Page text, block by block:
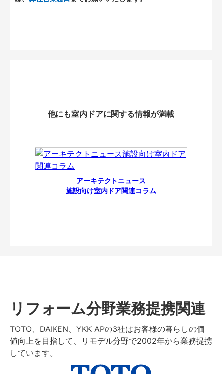
他にも室内ドアに関する情報が満載
アーキテクトニュース
施設向け室内ドア関連コラム
リフォーム分野業務提携関連
TOTO、DAIKEN、YKK APの3社はお客様の暮らしの価
値向上を目指して、リモデル分野で2002年から業務提携
しています。